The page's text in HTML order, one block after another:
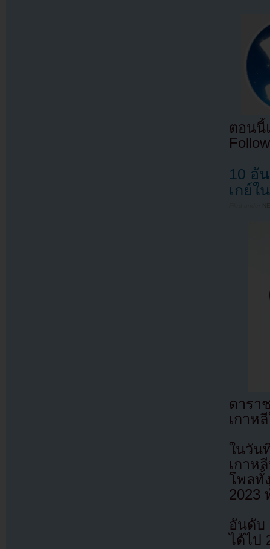
ตอนนี้
10 อั
เกย์ใ
ดารา
เกาห
ในวั
เกาห
โพลทั้
2023
อันดับ
ได้ไป